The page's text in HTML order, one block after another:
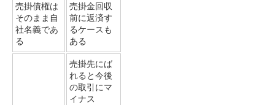
売掛債権は
そのまま自
社名義であ
る
売掛金回収
前に返済す
るケースも
ある
売掛先にば
れると今後
の取引にマ
イナス